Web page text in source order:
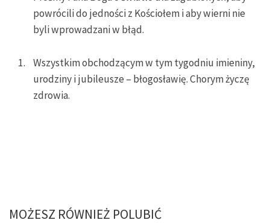
powrócili do jedności z Kościołem i aby wierni nie
byli wprowadzani w błąd.
Wszystkim obchodzącym w tym tygodniu imieniny,
urodziny i jubileusze – błogosławię. Chorym życzę
zdrowia.
MOŻESZ RÓWNIEŻ POLUBIĆ